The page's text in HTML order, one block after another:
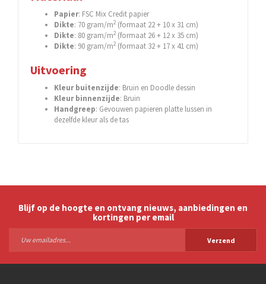
Papier: FSC Mix Credit papier
Dikte: 70 gram/m2 (formaat 22 + 10 x 31 cm)
Dikte: 80 gram/m2 (formaat 26 + 12 x 35 cm)
Dikte: 90 gram/m2 (formaat 32 + 17 x 41 cm)
Uitvoering
Kleur buitenzijde: Bruin en Doodle dessin
Kleur binnenzijde: Bruin
Handgreep: Gevouwen papieren platte lussen in
dezelfde kleur als de tas
Blijf op de hoogte en ontvang nieuws, aanbiedingen en
kortingen per email
Verzend